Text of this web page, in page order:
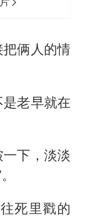
俩人的情
老早就在
下，淡淡
死里戳的